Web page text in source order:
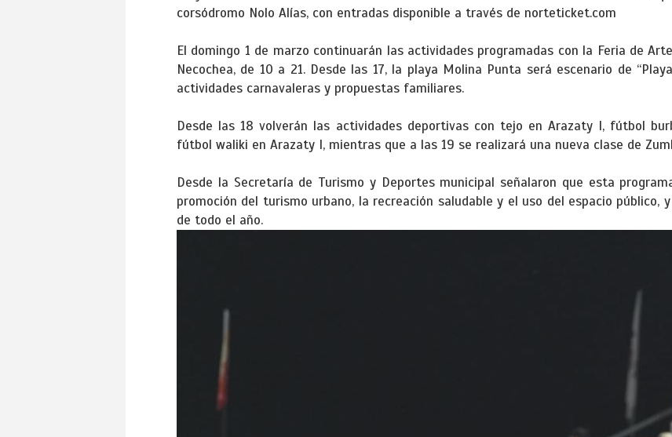
corsódromo Nolo Alías, con entradas disponible a través de norteticket.com
El domingo 1 de marzo continuarán las actividades programadas con la Feria de
Necochea, de 10 a 21. Desde las 17, la playa Molina Punta será escenario de
actividades carnavaleras y propuestas familiares.
Desde las 18 volverán las actividades deportivas con tejo en Arazaty I, fútbol
fútbol waliki en Arazaty I, mientras que a las 19 se realizará una nueva clase de
Desde la Secretaría de Turismo y Deportes municipal señalaron que esta
promoción del turismo urbano, la recreación saludable y el uso del espacio público,
de todo el año.